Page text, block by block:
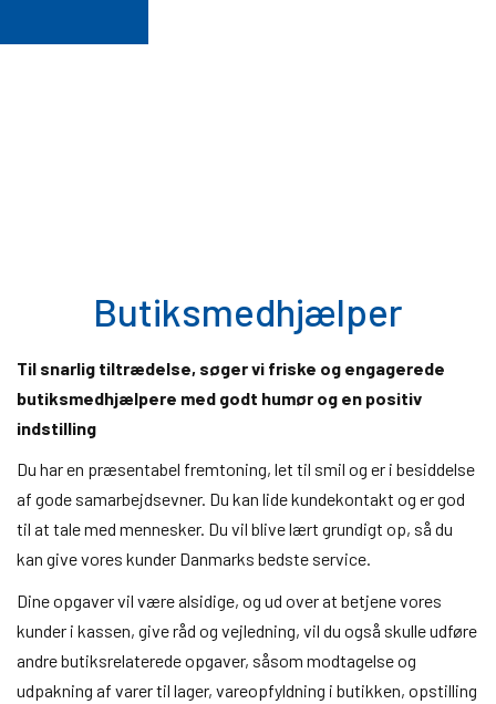
Butiksmedhjælper
Til snarlig tiltrædelse, søger vi friske og engagerede
butiksmedhjælpere med godt humør og en positiv
indstilling
Du har en præsentabel fremtoning, let til smil og er i besiddelse
af gode samarbejdsevner. Du kan lide kundekontakt og er god
til at tale med mennesker. Du vil blive lært grundigt op, så du
kan give vores kunder Danmarks bedste service.
Dine opgaver vil være alsidige, og ud over at betjene vores
kunder i kassen, give råd og vejledning, vil du også skulle udføre
andre butiksrelaterede opgaver, såsom modtagelse og
udpakning af varer til lager, vareopfyldning i butikken, opstilling